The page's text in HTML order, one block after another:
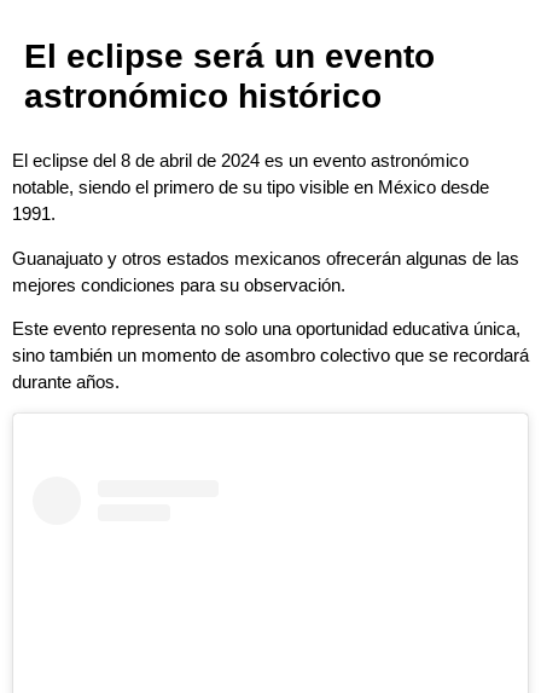
El eclipse será un evento
astronómico histórico
El eclipse del 8 de abril de 2024 es un evento astronómico
notable, siendo el primero de su tipo visible en México desde
1991.
Guanajuato y otros estados mexicanos ofrecerán algunas de las
mejores condiciones para su observación.
Este evento representa no solo una oportunidad educativa única,
sino también un momento de asombro colectivo que se recordará
durante años.